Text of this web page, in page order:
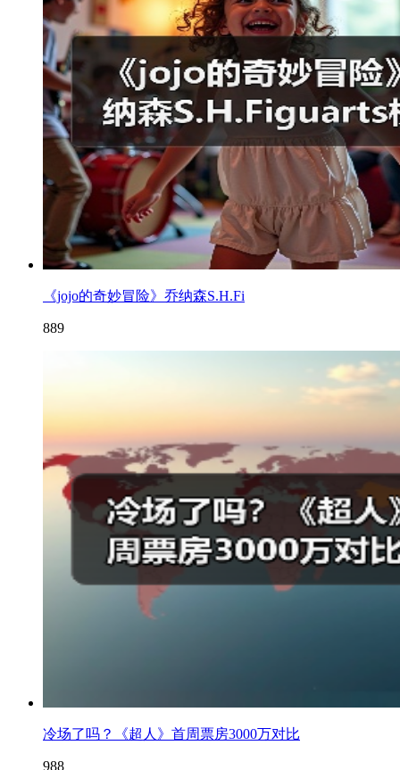
《jojo的奇妙冒险》乔纳森S.H.Fi
889
冷场了吗？《超人》首周票房3000万对比
988